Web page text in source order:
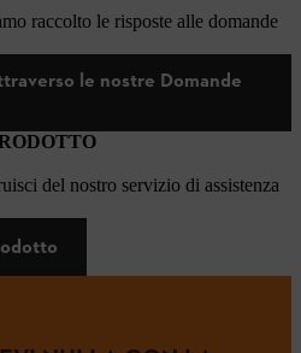
raccolto le risposte alle domande
le nostre Domande
del nostro servizio di assistenza